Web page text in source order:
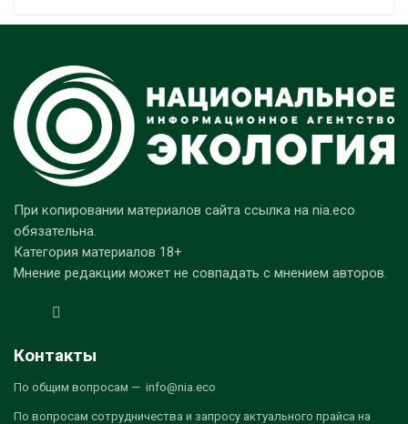
При копировании материалов сайта ссылка на nia.eco
обязательна.
Категория материалов 18+
Мнение редакции может не совпадать с мнением авторов.
Контакты
По общим вопросам — info@nia.eco
По вопросам сотрудничества и запросу актуального прайса на